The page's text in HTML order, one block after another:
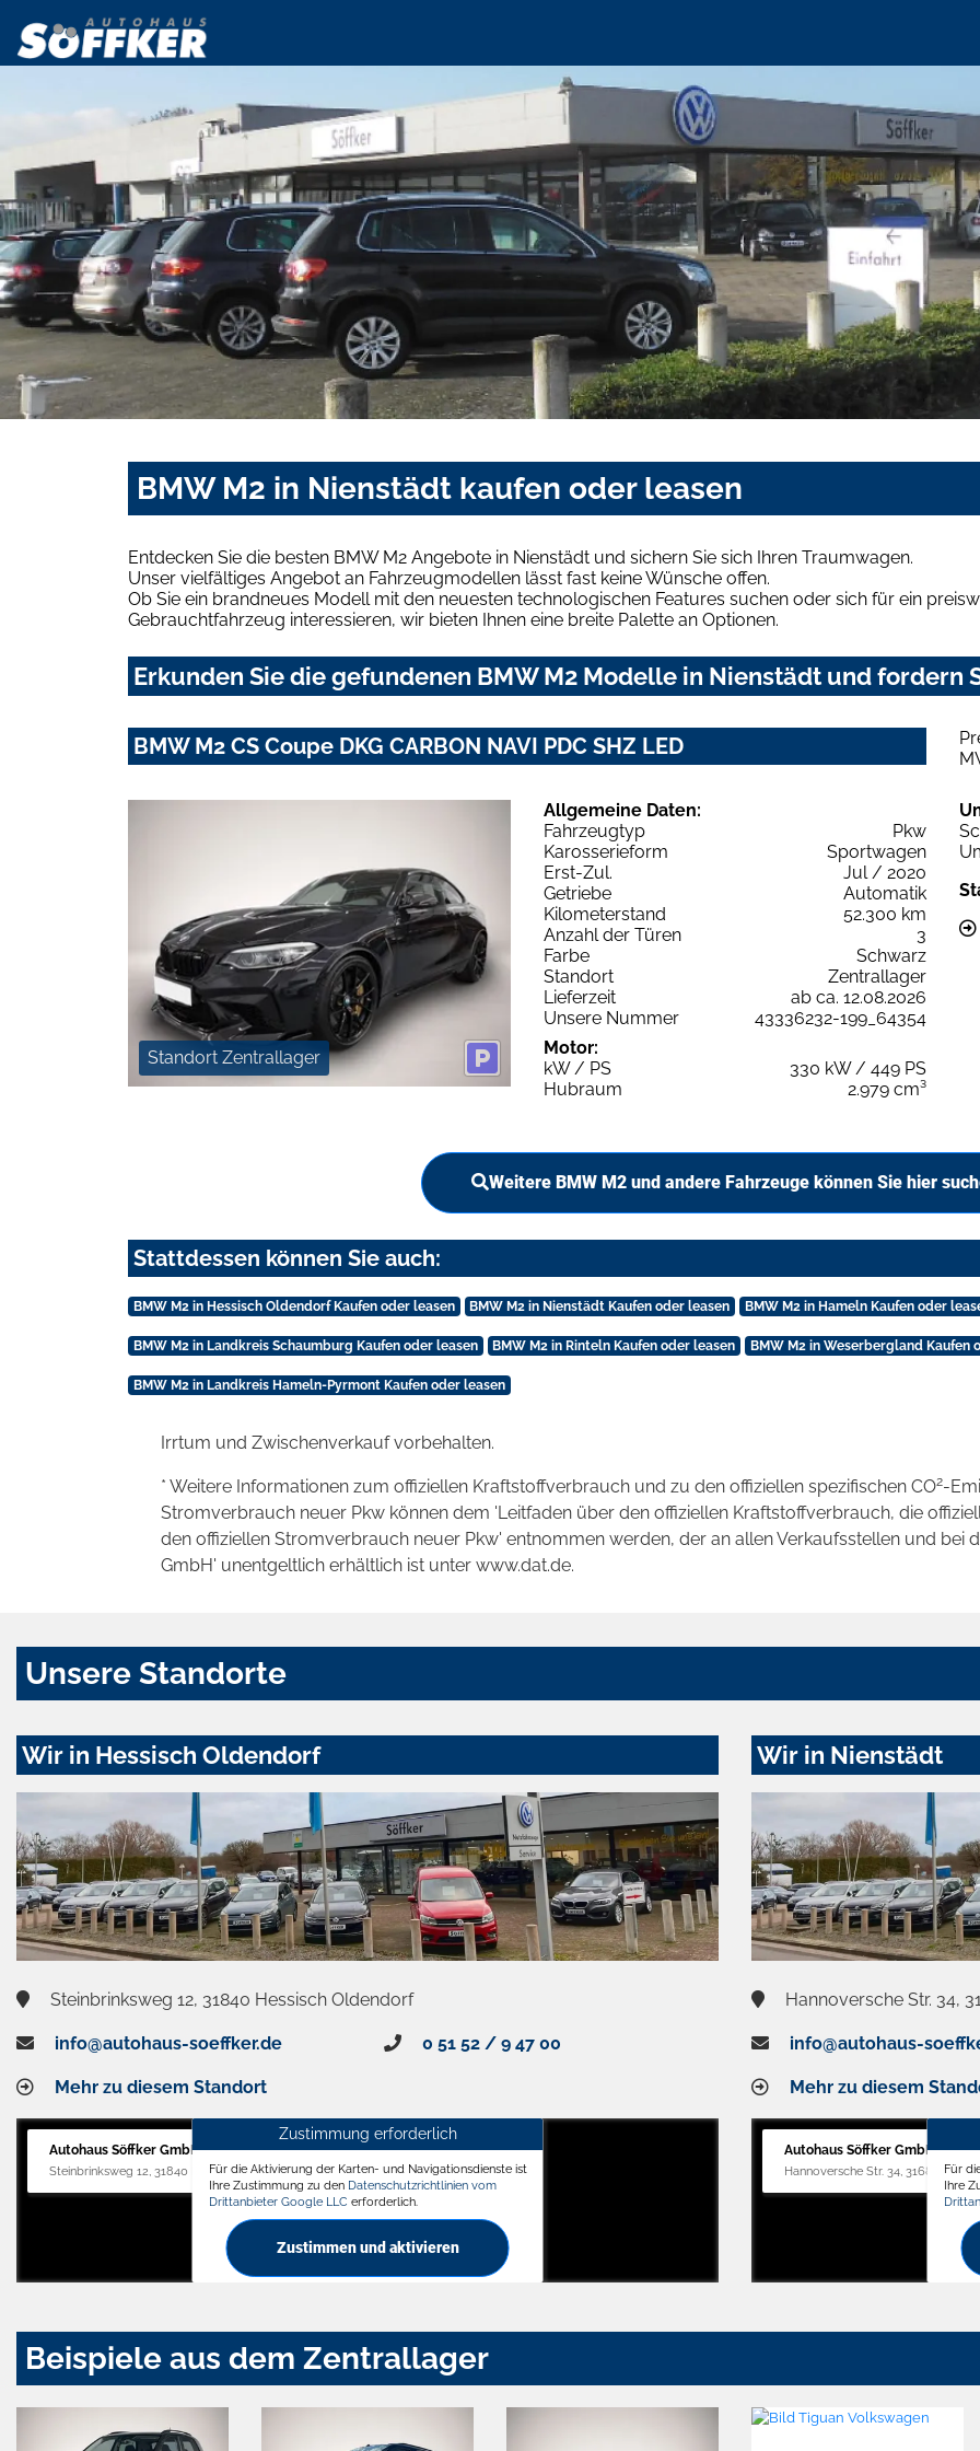
BMW M2 in Nienstädt kaufen oder leasen
Entdecken Sie die besten BMW M2 Angebote in Nienstädt und sichern Sie sich Ihren Traumwagen.
Unser vielfältiges Angebot an Fahrzeugmodellen lässt fast keine Wünsche offen.
Ob Sie ein brandneues Modell mit den neuesten technologischen Features suchen oder sich für ein
Gebrauchtfahrzeug interessieren, wir bieten Ihnen eine breite Palette an Optionen.
Erkunden Sie die gefundenen BMW M2 Modelle in Nienstädt und fordern
BMW M2 CS Coupe DKG CARBON NAVI PDC SHZ LED
Standort Zentrallager
Allgemeine Daten:
Fahrzeugtyp
Pkw
Karosserieform
Sportwagen
Erst-Zul.
Jul / 2020
Getriebe
Automatik
Kilometerstand
52.300 km
Anzahl der Türen
3
Farbe
Schwarz
Standort
Zentrallager
Lieferzeit
ab ca. 12.08.2026
Unsere Nummer
43336232-199_64354
Motor:
kW / PS
330 kW / 449 PS
Hubraum
2.979 cm³
Weitere BMW M2 und andere Fahrzeuge können Sie hier
Stattdessen können Sie auch:
BMW M2 in Hessisch Oldendorf Kaufen oder leasen BMW M2 in Nienstädt Kaufen oder leasen BMW M2 in Hameln Kaufen oder
BMW M2 in Landkreis Schaumburg Kaufen oder leasen BMW M2 in Rinteln Kaufen oder leasen BMW M2 in Weserbergland Kaufen
BMW M2 in Landkreis Hameln-Pyrmont Kaufen oder leasen
Irrtum und Zwischenverkauf vorbehalten.
* Weitere Informationen zum offiziellen Kraftstoffverbrauch und zu den offiziellen spezifischen CO2-
Stromverbrauch neuer Pkw können dem 'Leitfaden über den offiziellen Kraftstoffverbrauch, die
den offiziellen Stromverbrauch neuer Pkw' entnommen werden, der an allen Verkaufsstellen und bei
GmbH' unentgeltlich erhältlich ist unter www.dat.de.
Unsere Standorte
Wir in Hessisch Oldendorf
Steinbrinksweg 12, 31840 Hessisch Oldendorf
info@autohaus-soeffker.de 0 51 52 / 9 47 00
Mehr zu diesem Standort
Autohaus Söffker GmbH
Steinbrinksweg 12, 31840 Hessisch Oldendorf
Zustimmung erforderlich
Für die Aktivierung der Karten- und Navigationsdienste ist
Ihre Zustimmung zu den Datenschutzrichtlinien vom
Drittanbieter Google LLC erforderlich.
Zustimmen und aktivieren
Wir in Nienstädt
Hannoversche Str. 34,
info@autohaus-
Mehr zu diesem
Autohaus Söffker GmbH
Hannoversche Str. 34, 31688 Für
Ihre
Beispiele aus dem Zentrallager